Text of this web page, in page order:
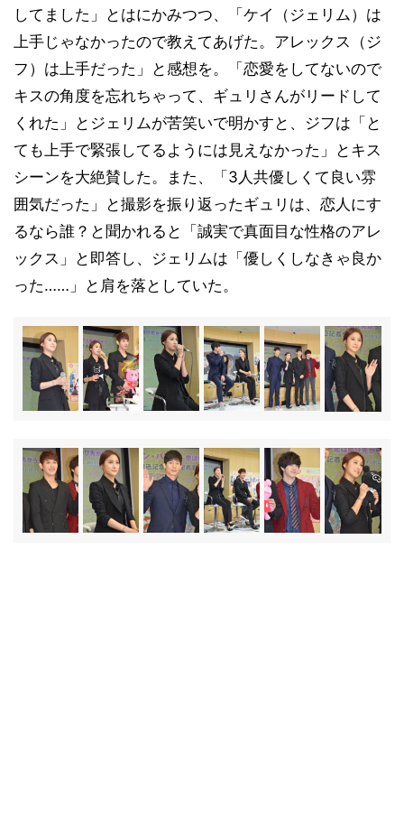
してました」とはにかみつつ、「ケイ（ジェリム）は
上手じゃなかったので教えてあげた。アレックス（ジ
フ）は上手だった」と感想を。「恋愛をしてないので
キスの角度を忘れちゃって、ギュリさんがリードして
くれた」とジェリムが苦笑いで明かすと、ジフは「と
ても上手で緊張してるようには見えなかった」とキス
シーンを大絶賛した。また、「3人共優しくて良い雰
囲気だった」と撮影を振り返ったギュリは、恋人にす
るなら誰？と聞かれると「誠実で真面目な性格のアレ
ックス」と即答し、ジェリムは「優しくしなきゃ良か
った……」と肩を落としていた。